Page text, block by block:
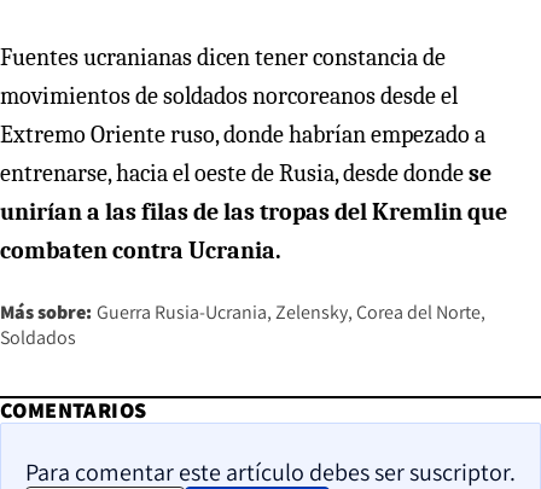
Fuentes ucranianas dicen tener constancia de
movimientos de soldados norcoreanos desde el
Extremo Oriente ruso, donde habrían empezado a
entrenarse, hacia el oeste de Rusia, desde dondese
unirían a las filas de las tropas del Kremlin que
combaten contra Ucrania.
Más sobre: Guerra Rusia-Ucrania Zelensky Corea del Norte
Soldados
COMENTARIOS
Para comentar este artículo debes ser suscriptor.